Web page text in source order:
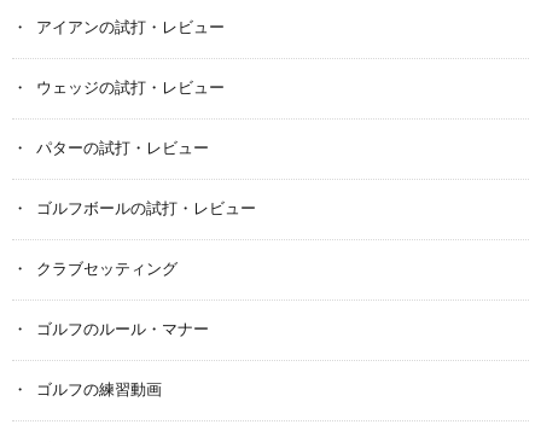
アイアンの試打・レビュー
ウェッジの試打・レビュー
パターの試打・レビュー
ゴルフボールの試打・レビュー
クラブセッティング
ゴルフのルール・マナー
ゴルフの練習動画